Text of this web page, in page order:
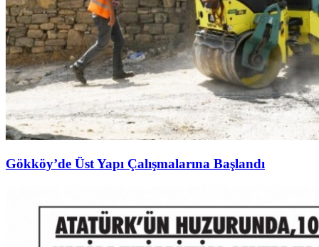
Gökköy’de Üst Yapı Çalışmalarına Başlandı